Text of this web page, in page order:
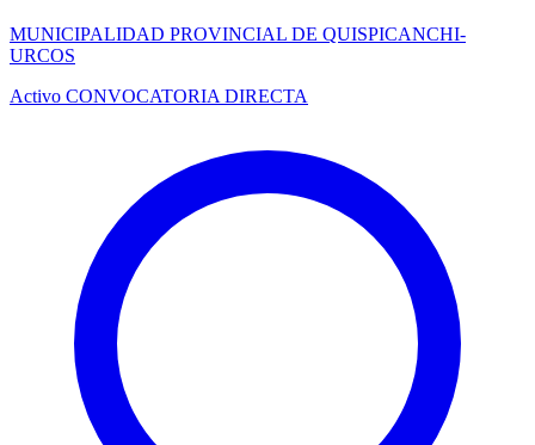
MUNICIPALIDAD PROVINCIAL DE QUISPICANCHI-
URCOS
Activo CONVOCATORIA DIRECTA